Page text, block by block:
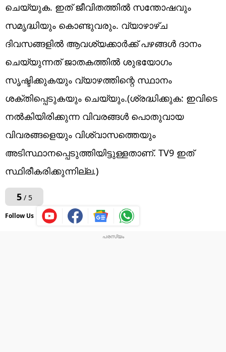
ചെയ്യുക. ഇത് ജീവിതത്തിൽ സന്തോഷവും
സമൃദ്ധിയും കൊണ്ടുവരും. വ്യാഴാഴ്ച
ദിവസങ്ങളിൽ ആവശ്യക്കാർക്ക് പഴങ്ങൾ ദാനം
ചെയ്യുന്നത് ജാതകത്തിൽ ശുഭയോഗം
സൃഷ്ടിക്കുകയും വ്യാഴത്തിന്റെ സ്ഥാനം
ശക്തിപ്പെടുകയും ചെയ്യും.(ശ്രദ്ധിക്കുക: ഇവിടെ
നൽകിയിരിക്കുന്ന വിവരങ്ങൾ പൊതുവായ
വിവരങ്ങളെയും വിശ്വാസത്തെയും
അടിസ്ഥാനപ്പെടുത്തിയിട്ടുള്ളതാണ്. TV9 ഇത്
സ്ഥിരീകരിക്കുന്നില്ല.)
5/ 5
Follow Us